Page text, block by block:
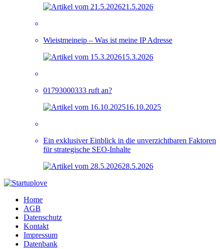
21.5.2026
Wieistmeineip – Was ist meine IP Adresse
15.3.2026
01793000333 ruft an?
16.10.2025
Ein exklusiver Einblick in die unverzichtbaren Faktoren
für strategische SEO-Inhalte
28.5.2026
Home
AGB
Datenschutz
Kontakt
Impressum
Datenbank